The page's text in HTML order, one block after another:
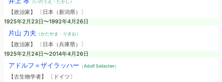
（いのうえ・たかし）
【政治家】 〔日本（新潟県）〕
1925年2月23日〜1992年4月26日
片山 力夫 （かたやま・りきお）
【政治家】 〔日本（兵庫県）〕
1925年2月24日〜2014年4月26日
アドルフ＝ザイラッハー （Adolf Seilacher）
【古生物学者】 〔ドイツ〕